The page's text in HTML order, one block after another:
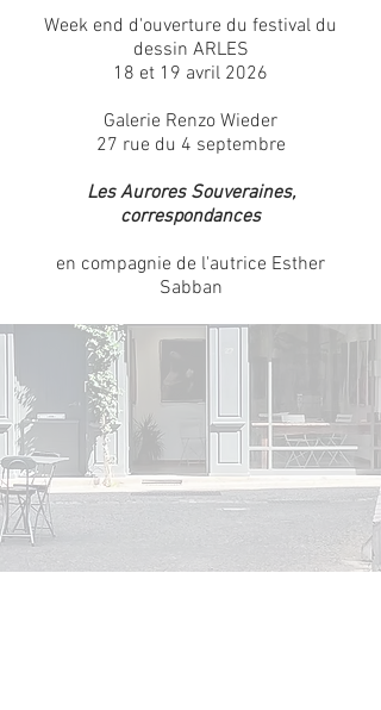
Week end d'ouverture du festival du
dessin ARLES
18 et 19 avril 2026
Galerie Renzo Wieder
27 rue du 4 septembre
Les Aurores Souveraines,
correspondances
en compagnie de l'autrice Esther
Sabban